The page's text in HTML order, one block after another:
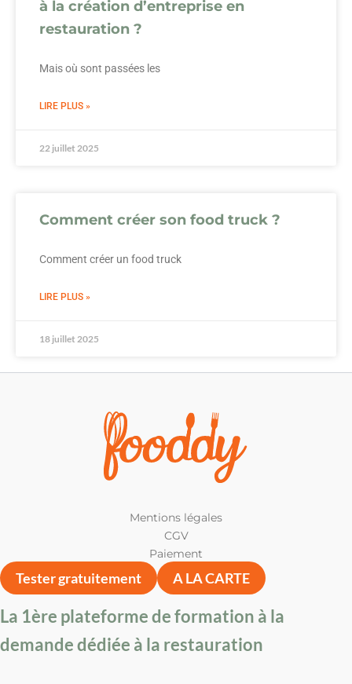
à la création d’entreprise en
restauration ?
Mais où sont passées les
LIRE PLUS »
22 juillet 2025
Comment créer son food truck ?
Comment créer un food truck
LIRE PLUS »
18 juillet 2025
Mentions légales
CGV
Paiement
Tester gratuitement A LA CARTE
La 1ère plateforme de formation à la
demande dédiée à la restauration